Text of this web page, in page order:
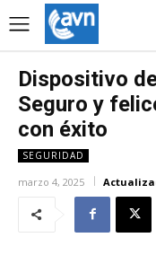
Dispositivo
Seguro y
con éxito
SEGURIDAD
marzo 4, 2025